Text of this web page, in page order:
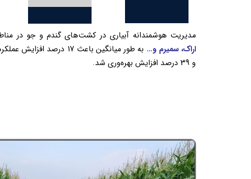
مدیریت هوشمندانه آبیاری در کشت‌های گندم و جو در
اراک، سمیرم و…
و 39 درصد افزایش بهره‌وری شد.